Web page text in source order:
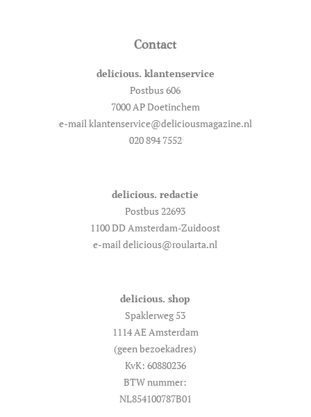
Contact
delicious. klantenservice
Postbus 606
7000 AP Doetinchem
e-mail klantenservice@deliciousmagazine.nl
020 894 7552
delicious. redactie
Postbus 22693
1100 DD Amsterdam-Zuidoost
e-mail delicious@roularta.nl
delicious. shop
Spaklerweg 53
1114 AE Amsterdam
(geen bezoekadres)
KvK: 60880236
BTW nummer:
NL854100787B01